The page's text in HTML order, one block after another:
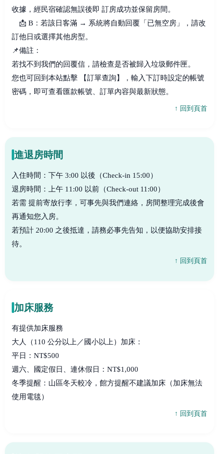
收據，經民宿確認無誤後即 訂房成功並保留房間。
📩 B：若該日客滿 → 系統將自動回覆「已無空房」，請改
訂他日或選擇其他房型。
📌備註：
若找不到我們的回覆信，請檢查是否被歸入垃圾郵件匣。
您也可回到本站點擊 【訂單查詢】，輸入下訂時設定的帳號
密碼，即可查看匯款帳號、訂單內容與最新狀態。
↑ 回到頁首
進退房時間
入住時間：下午 3:00 以後（Check-in 15:00）
退房時間：上午 11:00 以前（Check-out 11:00）
若需 提前寄放行李，可事先與我們連絡，房間整理完成後會
再通知您入房。
若預計 20:00 之後抵達，請務必事先告知，以便協助安排接
待。
↑ 回到頁首
加床服務
有提供加床服務
大人（110 公分以上／國小以上）加床：
平日：NT$500
週六、國定假日、連休假日：NT$1,000
冬季提醒：山區冬天較冷，館方提醒不建議加床（加床無法
使用電毯）
↑ 回到頁首